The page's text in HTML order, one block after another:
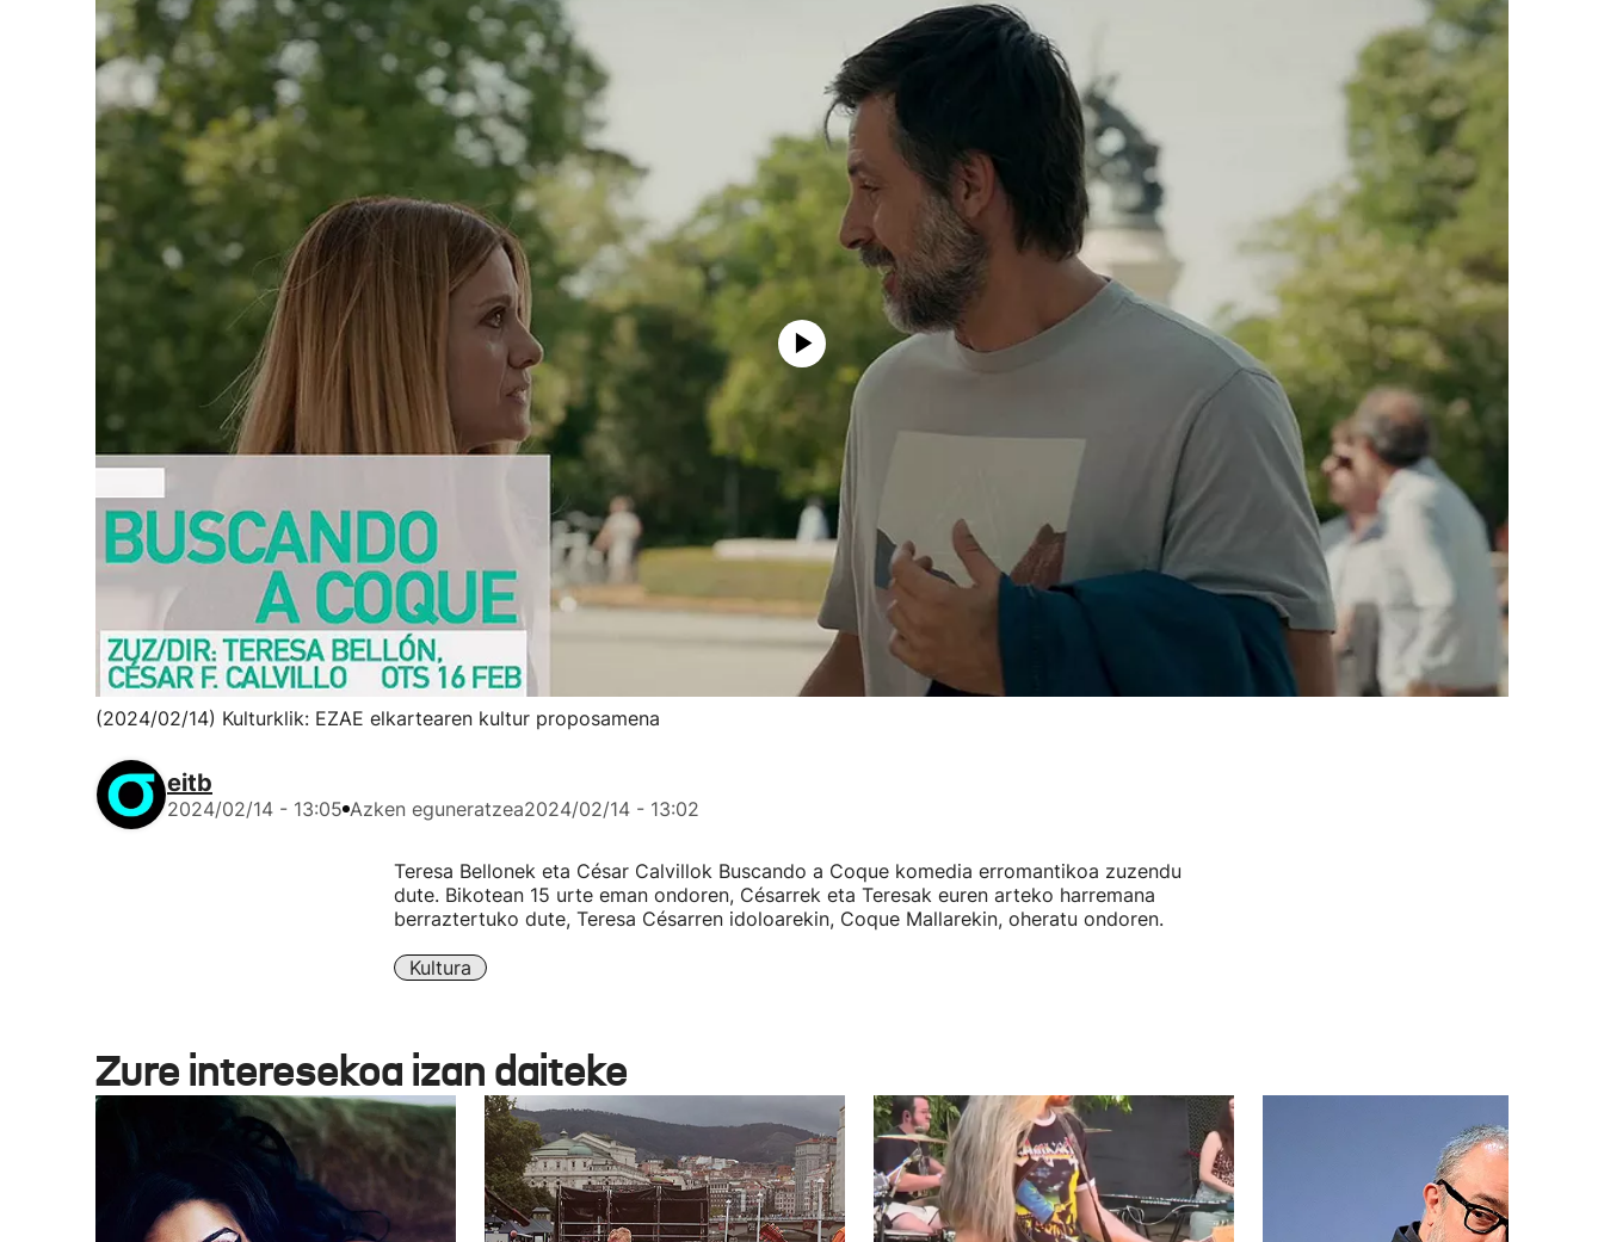
(2024/02/14) Kulturklik: EZAE elkartearen kultur proposamena
eitb
2024/02/14 - 13:05 Azken eguneratzea2024/02/14 - 13:02
Teresa Bellonek eta César Calvillok Buscando a Coque komedia erromantikoa zuzendu
dute. Bikotean 15 urte eman ondoren, Césarrek eta Teresak euren arteko harremana
berraztertuko dute, Teresa Césarren idoloarekin, Coque Mallarekin, oheratu ondoren.
Kultura
Zure interesekoa izan daiteke